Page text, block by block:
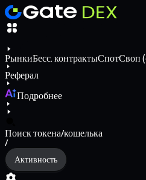
РынкиБесс. контрактыСпотСвоп
Реферал
Подробнее
Поиск токена/кошелька
/
Активность